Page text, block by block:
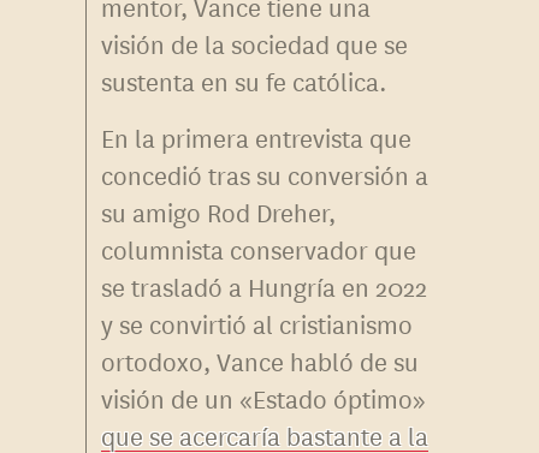
visión de la sociedad que se
sustenta en su fe católica.
En la primera entrevista que
concedió tras su conversión a
su amigo Rod Dreher,
columnista conservador que
se trasladó a Hungría en 2022
y se convirtió al cristianismo
ortodoxo, Vance habló de su
visión de un «Estado óptimo»
que se acercaría bastante a la